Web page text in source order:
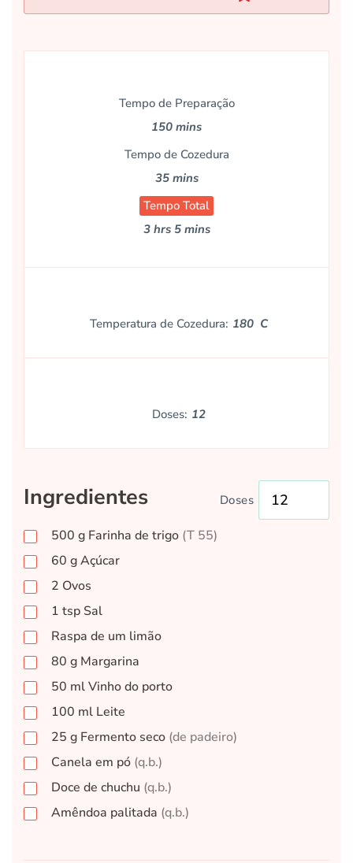
Tempo de Preparação
150 mins
Tempo de Cozedura
35 mins
Tempo Total
3 hrs 5 mins
Temperatura de Cozedura: 180 C
Doses: 12
Ingredientes Doses
500 g Farinha de trigo (T 55)
60 gAçúcar
2 Ovos
1 tsp Sal
Raspa de um limão
80 g Margarina
50 mlVinho do porto
100 ml Leite
25 g Fermento seco (de padeiro)
Canela em pó (q.b.)
Doce de chuchu (q.b.)
Amêndoa palitada (q.b.)